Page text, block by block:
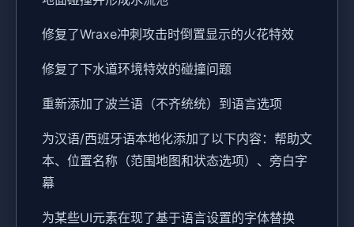
修复了Wraxe冲刺攻击时倒置显示的火花特效
修复了下水道环境特效的碰撞问题
重新添加了波兰语（不齐统统）到语言选项
为汉语/西班牙语本地化添加了以下内容：帮助文
本、位置名称（范围地图和状态选项）、旁白字
幕
为某些UI元素在现了基于语言设置的字体替换